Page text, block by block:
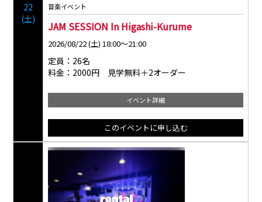
22
(土)
音楽イベント
JAM SESSION In Higashi-Kurume
2026/08/22 (土) 18:00～21:00
定員：26名
料金：2000円 見学無料＋2オーダー
イベント詳細
このイベントに申し込む